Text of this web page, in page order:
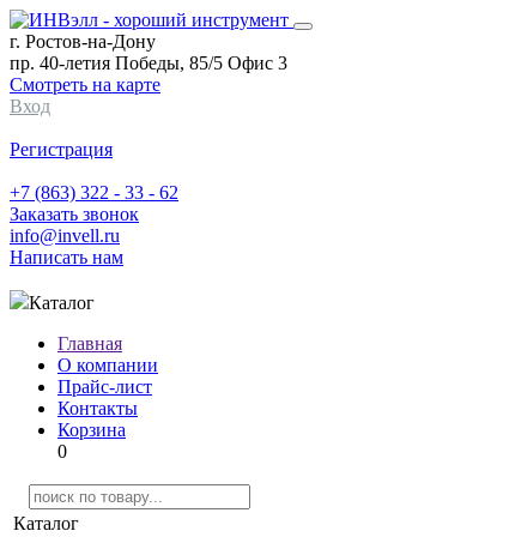
г. Ростов-на-Дону
пр. 40-летия Победы, 85/5 Офис 3
Смотреть на карте
Вход
Регистрация
+7 (863) 322 - 33 - 62
Заказать звонок
info@invell.ru
Написать нам
Каталог
Главная
О компании
Прайс-лист
Контакты
Корзина
0
Каталог